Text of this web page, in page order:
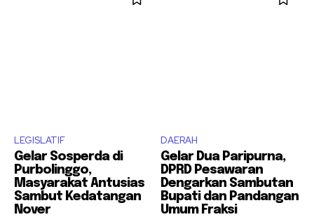
LEGISLATIF
Gelar Sosperda di
Purbolinggo,
Masyarakat Antusias
Sambut Kedatangan
Nover
DAERAH
Gelar Dua Paripurna,
DPRD Pesawaran
Dengarkan Sambutan
Bupati dan Pandangan
Umum Fraksi